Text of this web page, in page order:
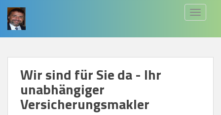
Wir sind für Sie da - Ihr
unabhängiger
Versicherungsmakler